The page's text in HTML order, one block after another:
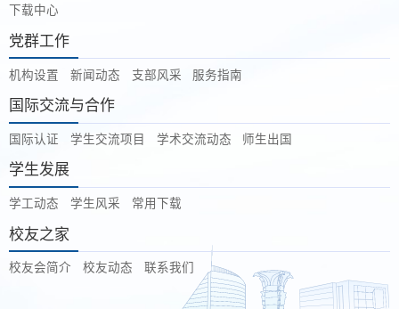
下载中心
党群工作
机构设置 新闻动态 支部风采 服务指南
国际交流与合作
国际认证 学生交流项目 学术交流动态 师生出国
学生发展
学工动态 学生风采 常用下载
校友之家
校友会简介 校友动态 联系我们